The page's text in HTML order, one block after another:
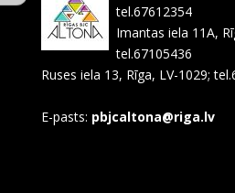
tel.67612354
Imantas iela 11A,
tel.67105436
Ruses iela 13, Rīga, LV-1029;
E-pasts: pbjcaltona@riga.lv